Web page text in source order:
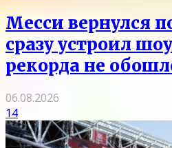
Месси вернулся
сразу устроил
рекорда не
06.08.2026
14